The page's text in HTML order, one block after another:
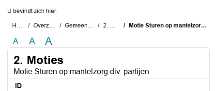
U bevindt zich hier:
Home Overzichten Gemeenteraad 2. Moties Motie Sturen op mantelzorg div. partijen
A A A
2. Moties
Motie Sturen op mantelzorg div. partijen
ID